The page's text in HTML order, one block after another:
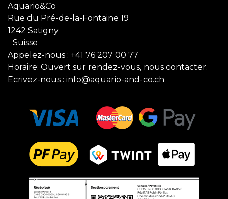
Aquario&Co
Rue du Pré-de-la-Fontaine 19
1242 Satigny
Suisse
Appelez-nous : +41 76 207 00 77
Horaire: Ouvert sur rendez-vous, nous contacter.
Ecrivez-nous : info@aquario-and-co.ch